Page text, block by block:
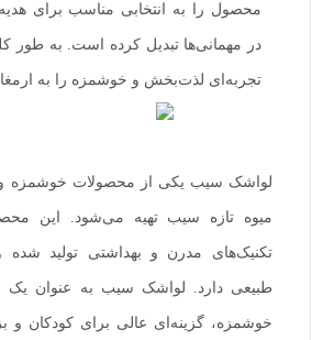
محصول را به انتخابی مناسب برای هدیه
در مهمانی‌ها تبدیل کرده است. به طور
تجربه‌ای لذت‌بخش و خوشمزه را به
لواشک سیب یکی از محصولات خوشمزه
میوه تازه سیب تهیه می‌شود. این
تکنیک‌های مدرن و بهداشتی تولید
طبیعی دارد. لواشک سیب به عنوان یک
خوشمزه، گزینه‌ای عالی برای کودکان و